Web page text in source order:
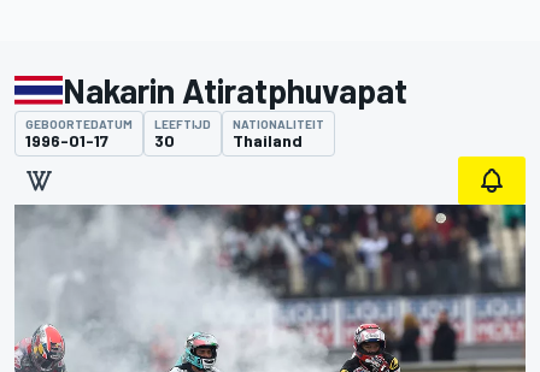
Nakarin Atiratphuvapat
GEBOORTEDATUM
1996-01-17
LEEFTIJD
30
NATIONALITEIT
Thailand